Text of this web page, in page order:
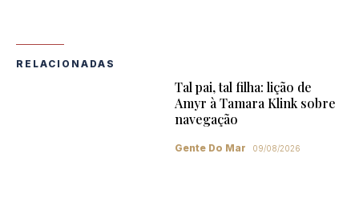
RELACIONADAS
Tal pai, tal filha: lição de
Amyr à Tamara Klink sobre
navegação
Gente Do Mar 09/08/2026